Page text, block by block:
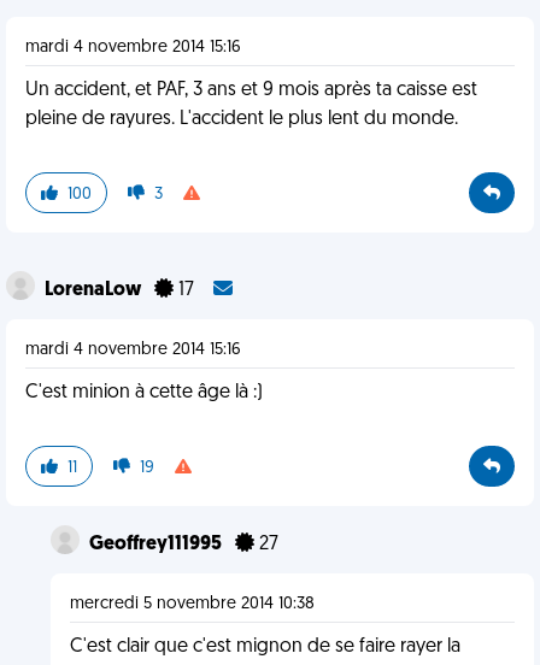
mardi 4 novembre 2014 15:16
Un accident, et PAF, 3 ans et 9 mois après ta caisse est
pleine de rayures. L'accident le plus lent du monde.
100 3
LorenaLow 17
mardi 4 novembre 2014 15:16
C'est minion à cette âge là :)
11 19
Geoffrey111995 27
mercredi 5 novembre 2014 10:38
C'est clair que c'est mignon de se faire rayer la